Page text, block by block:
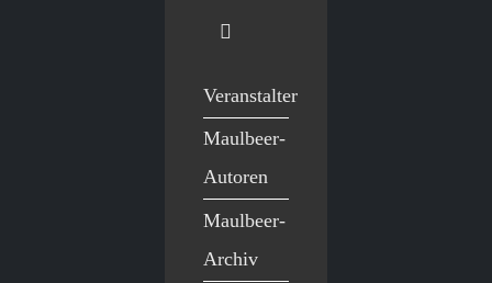
Veranstalter
Maulbeer-
Autoren
Maulbeer-
Archiv